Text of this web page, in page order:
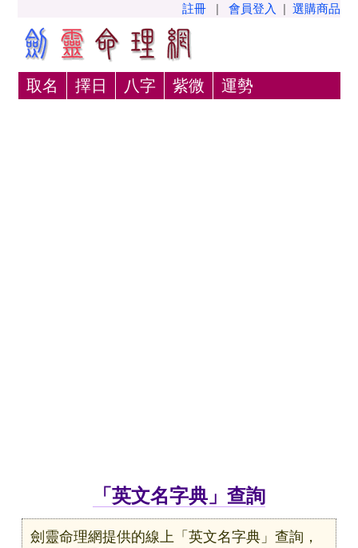
註冊 | 會員登入 | 選購商品
取名 擇日 八字 紫微 運勢
「英文名字典」查詢
劍靈命理網提供的線上「英文名字典」查詢，